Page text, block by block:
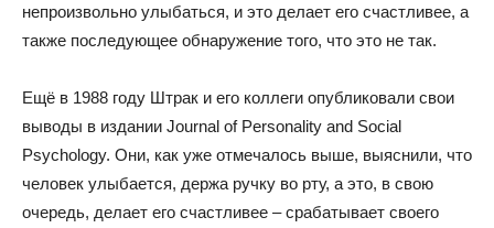
непроизвольно улыбаться, и это делает его счастливее, а
также последующее обнаружение того, что это не так.
Ещё в 1988 году Штрак и его коллеги опубликовали свои
выводы в издании Journal of Personality and Social
Psychology. Они, как уже отмечалось выше, выяснили, что
человек улыбается, держа ручку во рту, а это, в свою
очередь, делает его счастливее – срабатывает своего